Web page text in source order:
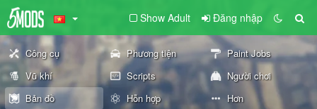
Show Adult Đăng nhập
Công cụ Phương tiện
Paint Jobs
Vũ khí
Scripts
Người chơi
Bản đồ
Hỗn hợp Hơn